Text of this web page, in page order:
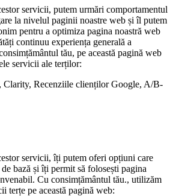
servicii, putem urmări comportamentul
la nivelul paginii noastre web și îl putem
pentru a optimiza pagina noastră web
continuu experiența generală a
tău, pe această pagină web
servicii ale terților:
Clarity, Recenziile clienților Google, A/B-
servicii, îți putem oferi opțiuni care
bază și îți permit să folosești pagina
Cu consimțământul tău., utilizăm
terțe pe această pagină web: